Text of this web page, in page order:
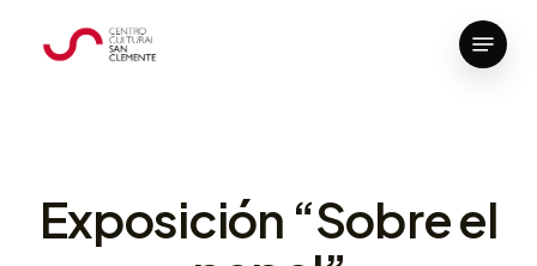
Menu
Exposición “Sobre el
Close